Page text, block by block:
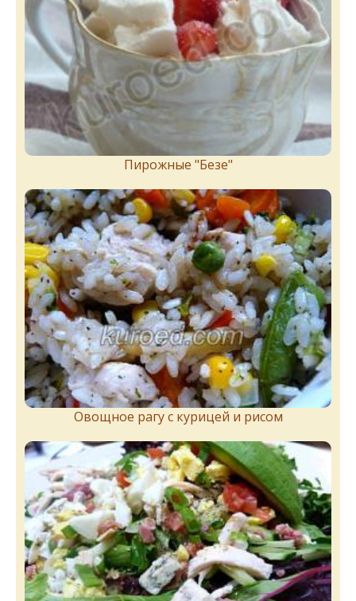
Пирожныe "Бeзe"
Овощное рагу с курицей и рисом